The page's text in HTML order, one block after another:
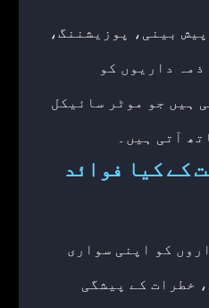
بینی، پوزیشننگ،
داریوں کو
ہیں جو موٹر سائیکل
آتی ہیں۔
کے کیا فوائد
کو اپنی سواری
خطرات کے پیشگی